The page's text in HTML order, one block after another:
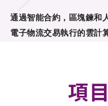
合作計劃
徵求研發項目計
通過智能合約，區塊鍊和
電子物流交易執行的雲計
項